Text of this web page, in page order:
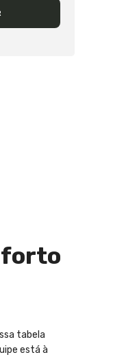
tabela
está à